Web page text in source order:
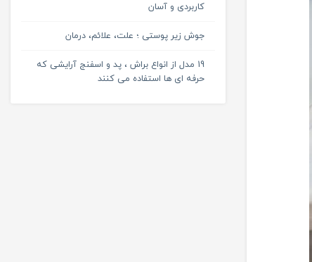
کاربردی و آسان
جوش زیر پوستی ؛ علت، علائم، درمان
19 مدل از انواع براش ، پد و اسفنج آرایشی که
حرفه ای ها استفاده می کنند